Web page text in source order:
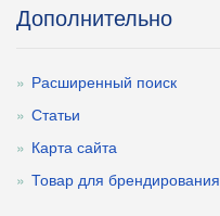
Дополнительно
Расширенный поиск
Статьи
Карта сайта
Товар для брендирования